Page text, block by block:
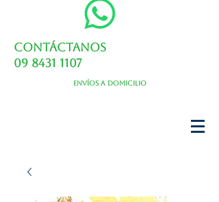
Contáctanos
09 8431 1107
Envíos a domicilio